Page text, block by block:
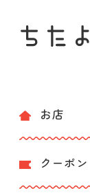
お店
クーポン